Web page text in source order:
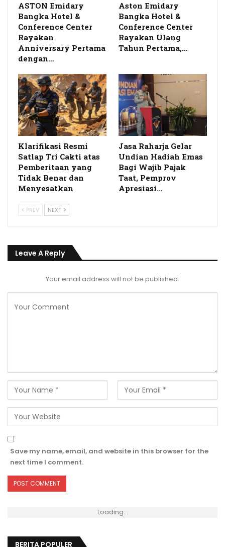
ASTON Emidary
Bangka Hotel &
Conference Center
Rayakan
Anniversary Pertama
dengan…
Aston Emidary
Bangka Hotel &
Conference Center
Rayakan Ulang
Tahun Pertama,…
Klarifikasi Resmi
Satlap Tri Cakti atas
Pemberitaan yang
Tidak Benar dan
Menyesatkan
Jasa Raharja Gelar
Undian Hadiah Emas
Bagi Wajib Pajak
Taat, Pemprov
Apresiasi…
PREV NEXT
Leave A Reply
Your email address will not be published.
Save my name, email, and website in this browser for the
next time I comment.
Loading...
BERITA POPULER